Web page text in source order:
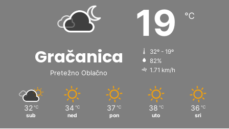
Gračanica
Pretežno Oblačno
19 ℃
32º - 19º
82%
1.71 km/h
32 ℃
sub
34 ℃
ned
37 ℃
pon
38 ℃
uto
36 ℃
sri